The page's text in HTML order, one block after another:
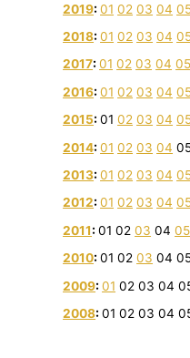
2019:01 02 03 04
2018:01 02 03 04
2017:01 02 03 04 05
2016:01 02 03 04
2015:01 02 03 04
2014:01 02 03 04
2013:01 02 03 04
2012:01 02 03 04
2011:01 02 03 04 05
2010:01 02 03 04
2009:01 02 03 04
2008:01 02 03 04